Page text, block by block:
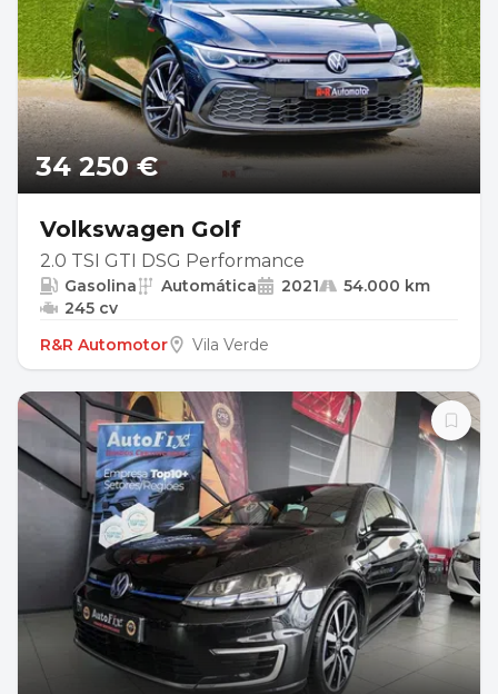
34 250 €
Volkswagen Golf
2.0 TSI GTI DSG Performance
Gasolina Automática 2021
54.000 km
245 cv
R&R Automotor
Vila Verde